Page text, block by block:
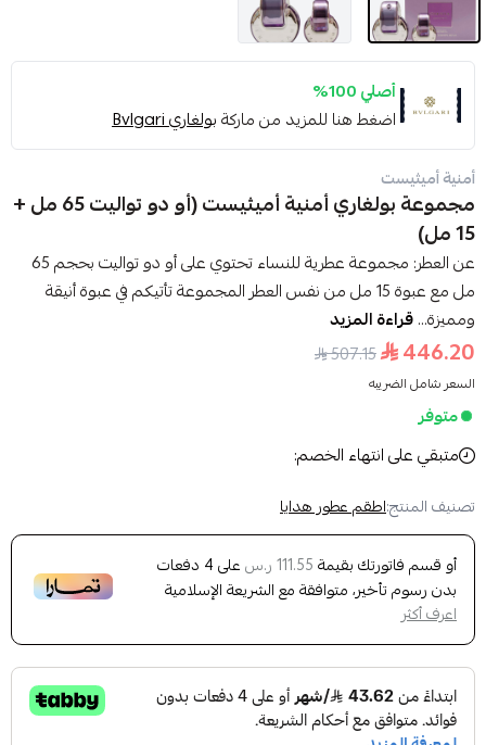
أصلي 100%
اضغط هنا للمزيد من ماركةبولغاري Bvlgari
أمنية أميثيست
مجموعة بولغاري أمنية أميثيست (أو دو تواليت 65 مل +
15 مل)
عن العطر: مجموعة عطرية للنساء تحتوي على أو دو تواليت بحجم 65
مل مع عبوة 15 مل من نفس العطر المجموعة تأتيكم في عبوة أنيقة
ومميزة...قراءة المزيد
446.20
507.15
السعر شامل الضريبه
متوفر
متبقي على انتهاء الخصم:
تصنيف المنتج:اطقم عطور هدايا
أو قسم فاتورتك بقيمة 111.55 ر.س على4 دفعات
بدون رسوم تأخير، متوافقة مع الشريعة الإسلامية
اعرف أكثر